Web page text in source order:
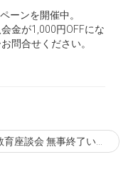
ーンを開催中。
金が1,000円OFFにな
問合せください。